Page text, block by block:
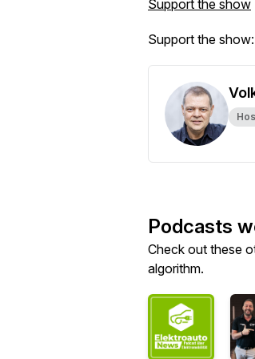
Support the show
Support the
Podcasts
Check out these
algorithm.